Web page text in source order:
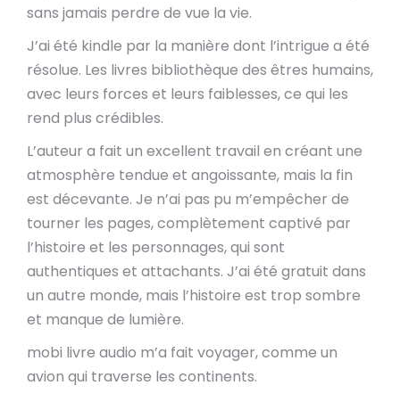
sans jamais perdre de vue la vie.
J’ai été kindle par la manière dont l’intrigue a été
résolue. Les livres bibliothèque des êtres humains,
avec leurs forces et leurs faiblesses, ce qui les
rend plus crédibles.
L’auteur a fait un excellent travail en créant une
atmosphère tendue et angoissante, mais la fin
est décevante. Je n’ai pas pu m’empêcher de
tourner les pages, complètement captivé par
l’histoire et les personnages, qui sont
authentiques et attachants. J’ai été gratuit dans
un autre monde, mais l’histoire est trop sombre
et manque de lumière.
mobi livre audio m’a fait voyager, comme un
avion qui traverse les continents.